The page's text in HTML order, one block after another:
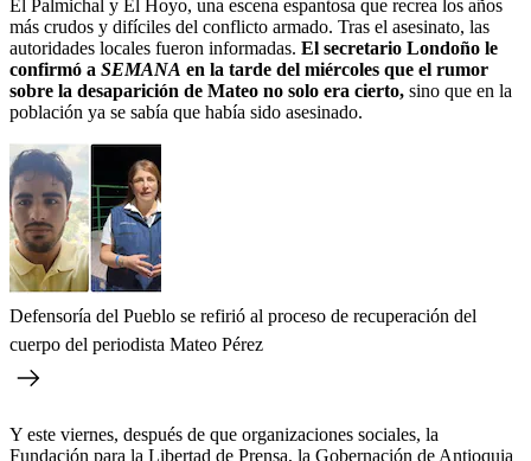
El Palmichal y El Hoyo, una escena espantosa que recrea los años
más crudos y difíciles del conflicto armado. Tras el asesinato, las
autoridades locales fueron informadas. El secretario Londoño le
confirmó a SEMANA en la tarde del miércoles que el rumor
sobre la desaparición de Mateo no solo era cierto, sino que en la
población ya se sabía que había sido asesinado.
Defensoría del Pueblo se refirió al proceso de recuperación del
cuerpo del periodista Mateo Pérez
Y este viernes, después de que organizaciones sociales, la
Fundación para la Libertad de Prensa, la Gobernación de Antioquia